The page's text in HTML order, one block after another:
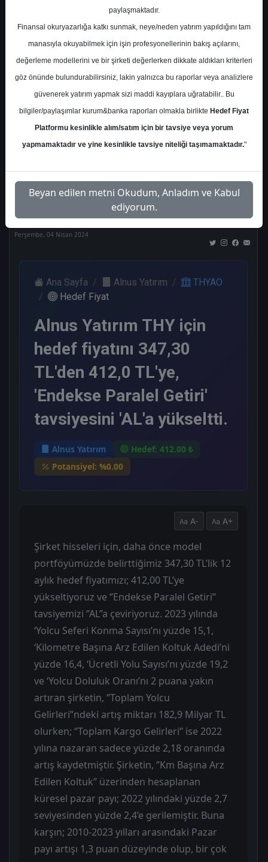
Ortalama Getiri Potansiyeli
Kurum Sayısı
21
12 1
Paralel
Get.
1
Üstü
Get.
5
Yok
1
1
Perşembe, 04 Nisan 2024
Ana Sayfa Alnus Yatırım
THYAO
Hedef Fiyat
Alnus Yatırım THY için
hedef fiyatını 347,30
TL'den 412,0 TL'ye,
'Endekse Paralel Getiri'
tavsiyesini 'AL'a yükseltti.
Alnus Yatırım
Hedef: 412.00 ₺
Potansiyel: %0.00
A- A+
Şirket hisseleri için, daha önce model
portföyümüzde belirttiğimiz 347,30 TL’lik 12
aylık hedef fiyatımızı; 412,00 TL’ye
yükseltiyoruz ve ‘’Endekse Paralel Getiri’’
tavsiyemizi ‘’AL’’a çeviriyoruz. 2023 yılında
‘Yolcu Seferi Konma Sayısı’nı yüzde 15,1,
‘Kilometre Başına Arz Edilen Koltuk Adedi’ni
yüzde 16,4, ‘Ücretli Yolu Sayısı’nı yüzde 19,2
ve ‘Yolcu Doluluk Oranı’nı 2 puana yakın
artıran şirketin, ‘’Toplam Yolcu
Gelirleri’’ndeki artış miktarı 182,9 Milyar TL
olurken; ‘’Toplam Kargo Gelirleri’’ ise 2022
yılına nazaran sadece yüzde 2,18 oranında
artış kaydetmiştir. Şirketin, ‘’Km Başına Arz
Edilen Koltuk’’ üzerinden hesaplanan
küresel pazar payı; 2022 yılındaki yüzde 2,7
seviyesinden yüzde 2,4’e gerilemiştir. Buna
karşın; 2010-2023 yılları arasındaki Pazar
payı artışı 1,3 puan düzeyinde olup, bir çok
paylaşmaktadır.
Finansal okuryazarlığa katkı sunmak, neye/neden yatırım yapıldığını tam
manasıyla okuyabilmek için işin profesyonellerinin bakış açılarını,
değerleme modellerini ve bir şirketi değerlerken dikkate aldıkları kriterleri
göz önünde bulundurabilirsiniz, lakin yalnızca bu raporlar veya analizlere
güvenerek yatırım yapmak sizi maddi kayıplara uğratabilir.. Bu
bilgiler/paylaşımlar kurum&banka raporları olmakla birlikte Hedef Fiyat
Platformu kesinlikle alım/satım için bir tavsiye veya yorum
yapmamaktadır ve yine kesinlikle tavsiye niteliği taşımamaktadır."
Beyan edilen metni Okudum, Anladım ve Kabul
ediyorum.